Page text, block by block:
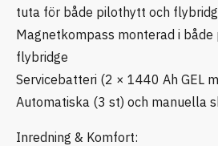
tuta för både pilothytt och
Magnetkompass monterad i
flybridge
Servicebatteri (2 × 1440 Ah GEL
Automatiska (3 st) och manuella
Inredning & Komfort: